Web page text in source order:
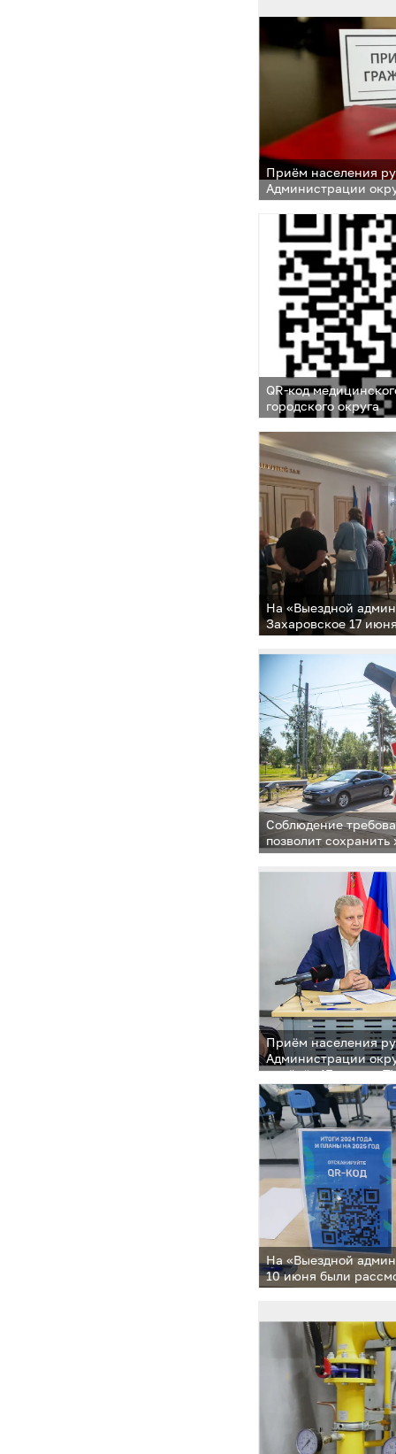
Приём населения
Администрации
пройдёт 24 июня в
QR-код
городского округа
На «Выездной
Захаровское 17
обращения 59
Соблюдение
позволит
Приём населения
Администрации
пройдёт 17 июня в
На «Выездной
10 июня были
44 человек